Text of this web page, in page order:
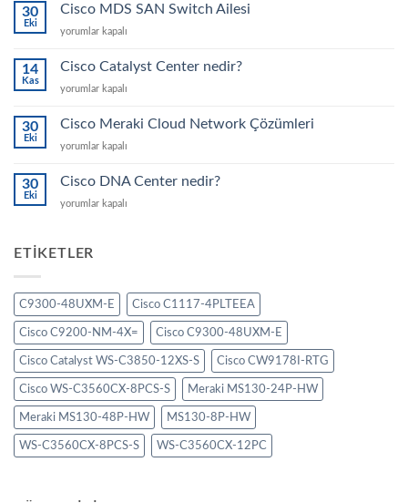
30
Eki
Cisco MDS SAN Switch Ailesi
Cisco
SAN
Ailesi
yorumlar kapalı
14
Kas
Cisco Catalyst Center nedir?
Cisco
Center
için
yorumlar kapalı
30
Eki
Cisco Meraki Cloud Network Çözümleri
Cisco
Cloud
Çözümleri
yorumlar kapalı
30
Eki
Cisco DNA Center nedir?
Cisco
nedir?
yorumlar kapalı
ETIKETLER
C9300-48UXM-E Cisco C1117-4PLTEEA
Cisco C9200-NM-4X= Cisco C9300-48UXM-E
Cisco Catalyst WS-C3850-12XS-S Cisco CW9178I-RTG
Cisco WS-C3560CX-8PCS-S Meraki MS130-24P-HW
Meraki MS130-48P-HW MS130-8P-HW
WS-C3560CX-8PCS-S WS-C3560CX-12PC